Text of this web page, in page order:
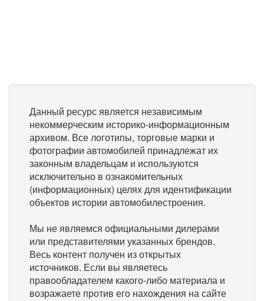
Данный ресурс является независимым
некоммерческим историко-информационным
архивом. Все логотипы, торговые марки и
фотографии автомобилей принадлежат их
законным владельцам и используются
исключительно в ознакомительных
(информационных) целях для идентификации
объектов истории автомобилестроения.
Мы не являемся официальными дилерами
или представителями указанных брендов.
Весь контент получен из открытых
источников. Если вы являетесь
правообладателем какого-либо материала и
возражаете против его нахождения на сайте